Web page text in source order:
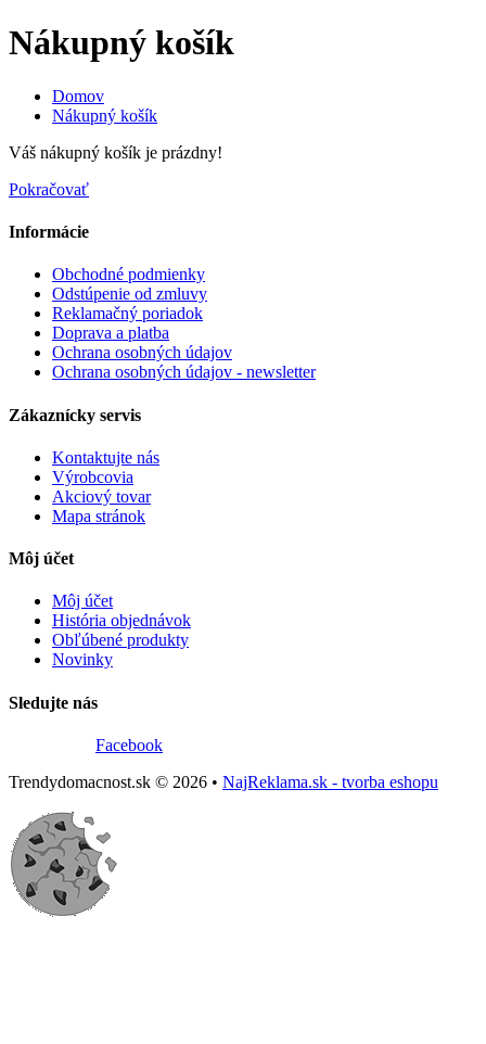
Nákupný košík
Domov
Nákupný košík
Váš nákupný košík je prázdny!
Pokračovať
Informácie
Obchodné podmienky
Odstúpenie od zmluvy
Reklamačný poriadok
Doprava a platba
Ochrana osobných údajov
Ochrana osobných údajov - newsletter
Zákaznícky servis
Kontaktujte nás
Výrobcovia
Akciový tovar
Mapa stránok
Môj účet
Môj účet
História objednávok
Obľúbené produkty
Novinky
Sledujte nás
Facebook
Trendydomacnost.sk © 2026 • NajReklama.sk - tvorba eshopu